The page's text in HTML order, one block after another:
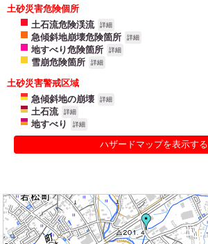
土砂災害危険個所
土石流危険渓流
詳細
急傾斜地崩壊危険箇所 詳細
地すべり危険箇所 詳細
雪崩危険箇所 詳細
土砂災害警戒区域
急傾斜地の崩壊
詳細
土石流 詳細
地すべり 詳細
ハザードマップを表示する